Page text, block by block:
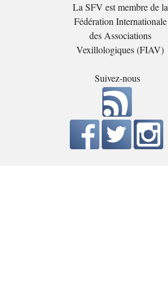
La SFV est membre de la
Fédération Internationale
des Associations
Vexillologiques (FIAV)
Suivez-nous